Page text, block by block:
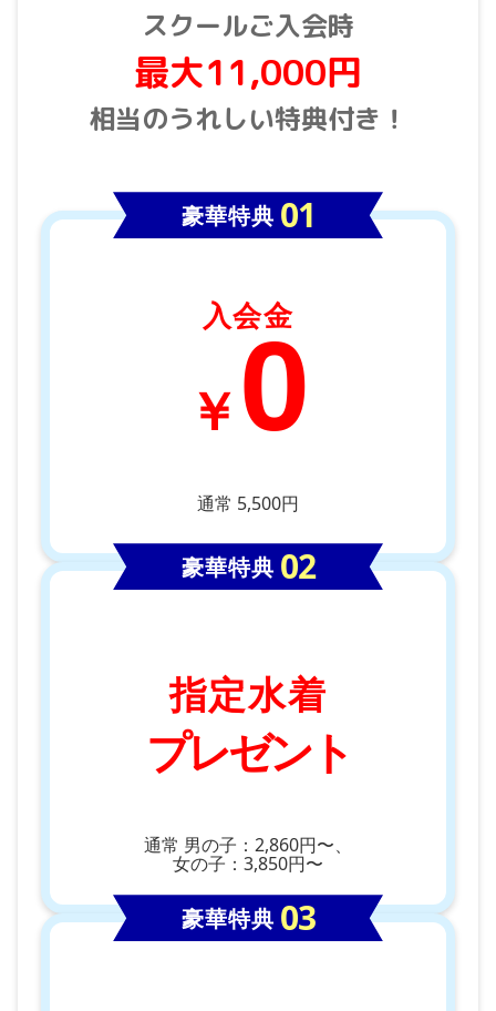
スクールご入会時
最大11,000円
相当のうれしい特典付き！
豪華特典
入会金
￥0
通常 5,500円
豪華特典
指定水着
プレゼント
通常 男の子：2,860円〜、
女の子：3,850円〜
豪華特典